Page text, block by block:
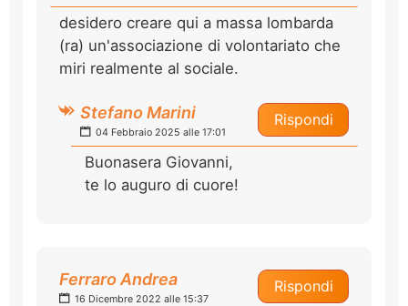
desidero creare qui a massa lombarda
(ra) un'associazione di volontariato che
miri realmente al sociale.
Rispondi
Stefano Marini
04 Febbraio 2025 alle 17:01
Buonasera Giovanni,
te lo auguro di cuore!
Rispondi
Ferraro Andrea
16 Dicembre 2022 alle 15:37